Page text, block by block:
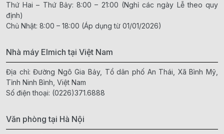
Thứ Hai – Thứ Bảy: 8:00 – 21:00 (Nghỉ các ngày Lễ theo quy
định)
Chủ Nhật: 8:00 – 18:00 (Áp dụng từ 01/01/2026)
Nhà máy Elmich tại Việt Nam
Địa chỉ: Đường Ngô Gia Bảy, Tổ dân phố An Thái, Xã Bình Mỹ,
Tỉnh Ninh Bình, Việt Nam
Số điện thoại: (0226)371.6888
Văn phòng tại Hà Nội